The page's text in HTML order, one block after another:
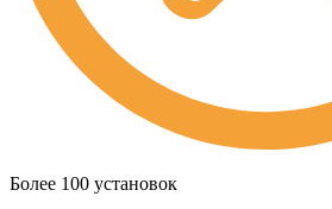
Более 100 установок